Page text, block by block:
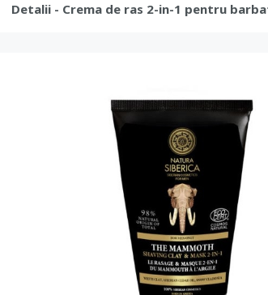
Detalii - Crema de ras 2-in-1 pentru